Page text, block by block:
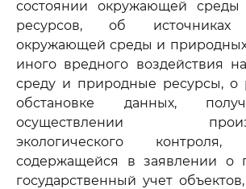
состоянии окружающей
ресурсов, об источниках
окружающей среды и
иного вредного воздействия
среду и природные ресурсы, о
обстановке данных,
осуществлении
экологического контроля,
содержащейся в заявлении о
государственный учет